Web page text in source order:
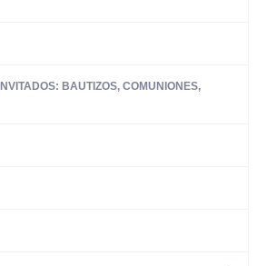
BAUTIZOS, COMUNIONES,